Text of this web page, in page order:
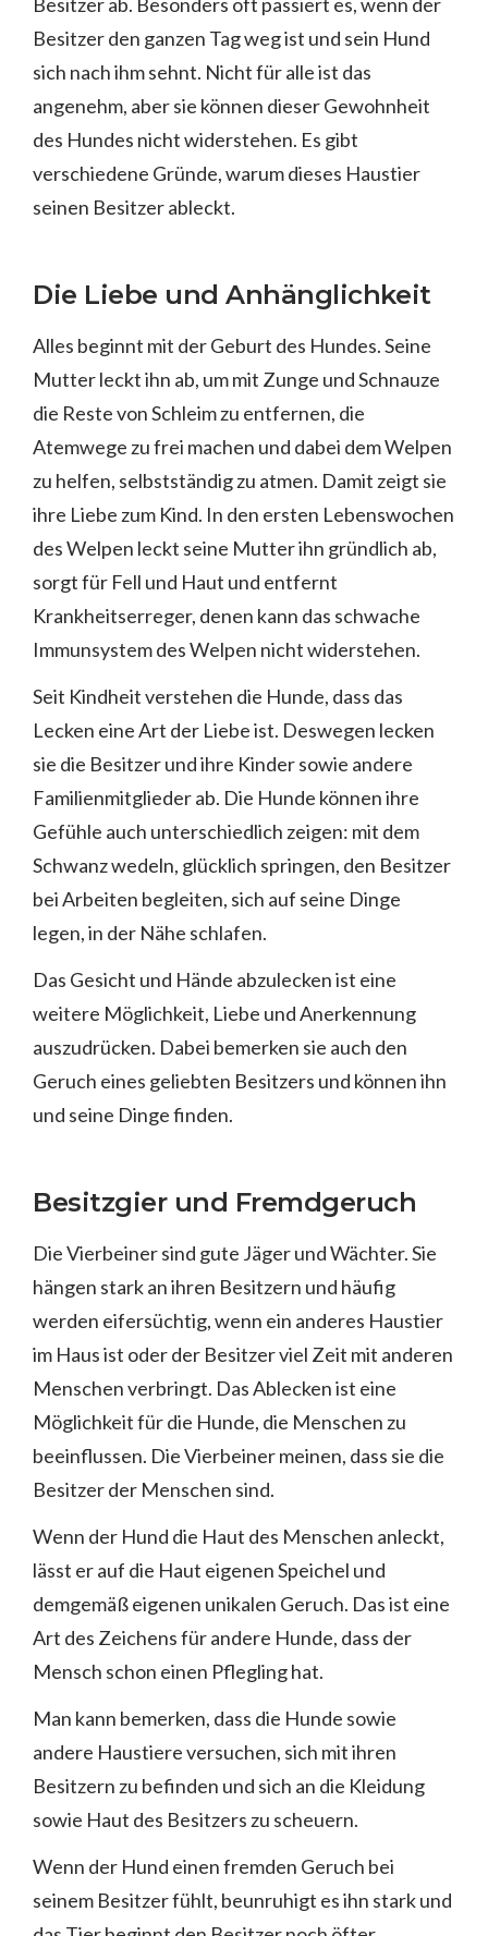
Besitzer ab. Besonders oft passiert es, wenn der
Besitzer den ganzen Tag weg ist und sein Hund
sich nach ihm sehnt. Nicht für alle ist das
angenehm, aber sie können dieser Gewohnheit
des Hundes nicht widerstehen. Es gibt
verschiedene Gründe, warum dieses Haustier
seinen Besitzer ableckt.
Die Liebe und Anhänglichkeit
Alles beginnt mit der Geburt des Hundes. Seine
Mutter leckt ihn ab, um mit Zunge und Schnauze
die Reste von Schleim zu entfernen, die
Atemwege zu frei machen und dabei dem Welpen
zu helfen, selbstständig zu atmen. Damit zeigt sie
ihre Liebe zum Kind. In den ersten Lebenswochen
des Welpen leckt seine Mutter ihn gründlich ab,
sorgt für Fell und Haut und entfernt
Krankheitserreger, denen kann das schwache
Immunsystem des Welpen nicht widerstehen.
Seit Kindheit verstehen die Hunde, dass das
Lecken eine Art der Liebe ist. Deswegen lecken
sie die Besitzer und ihre Kinder sowie andere
Familienmitglieder ab. Die Hunde können ihre
Gefühle auch unterschiedlich zeigen: mit dem
Schwanz wedeln, glücklich springen, den Besitzer
bei Arbeiten begleiten, sich auf seine Dinge
legen, in der Nähe schlafen.
Das Gesicht und Hände abzulecken ist eine
weitere Möglichkeit, Liebe und Anerkennung
auszudrücken. Dabei bemerken sie auch den
Geruch eines geliebten Besitzers und können ihn
und seine Dinge finden.
Besitzgier und Fremdgeruch
Die Vierbeiner sind gute Jäger und Wächter. Sie
hängen stark an ihren Besitzern und häufig
werden eifersüchtig, wenn ein anderes Haustier
im Haus ist oder der Besitzer viel Zeit mit anderen
Menschen verbringt. Das Ablecken ist eine
Möglichkeit für die Hunde, die Menschen zu
beeinflussen. Die Vierbeiner meinen, dass sie die
Besitzer der Menschen sind.
Wenn der Hund die Haut des Menschen anleckt,
lässt er auf die Haut eigenen Speichel und
demgemäß eigenen unikalen Geruch. Das ist eine
Art des Zeichens für andere Hunde, dass der
Mensch schon einen Pflegling hat.
Man kann bemerken, dass die Hunde sowie
andere Haustiere versuchen, sich mit ihren
Besitzern zu befinden und sich an die Kleidung
sowie Haut des Besitzers zu scheuern.
Wenn der Hund einen fremden Geruch bei
seinem Besitzer fühlt, beunruhigt es ihn stark und